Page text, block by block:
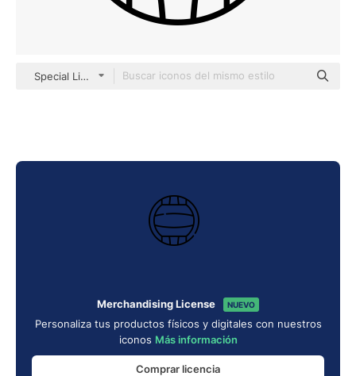
Special Lineal
Merchandising License NUEVO
Personaliza tus productos físicos y digitales con nuestros
iconos Más información
Comprar licencia